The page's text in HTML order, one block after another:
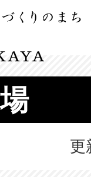
更